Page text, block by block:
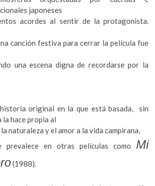
japoneses
acordes al sentir de la protagonista.
canción festiva para cerrar la película fue
una escena digna de recordarse por la
original en la que está basada, sin
la hace propia al
naturaleza y el amor a la vida campirana,
prevalece en otras películas como Mi
(1988).